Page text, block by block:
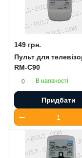
149 грн.
Пульт для
RM-C90
0 В наявності
Придбати